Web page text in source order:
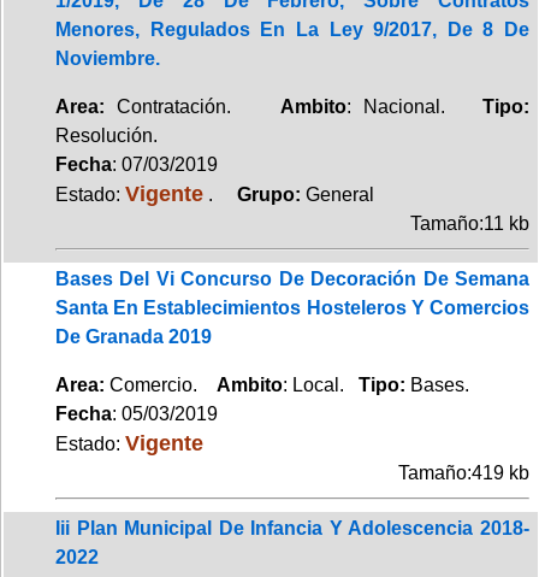
Menores, Regulados En La Ley 9/2017, De 8 De
Noviembre.
Area: Contratación. Ambito: Nacional.Tipo:
Resolución.
Fecha: 07/03/2019
Estado: Vigente . Grupo: General
Tamaño:11 kb
Bases Del Vi Concurso De Decoración De Semana
Santa En Establecimientos Hosteleros Y Comercios
De Granada 2019
Area: Comercio. Ambito: Local. Tipo: Bases.
Fecha: 05/03/2019
Estado: Vigente
Tamaño:419 kb
Iii Plan Municipal De Infancia Y Adolescencia 2018-
2022